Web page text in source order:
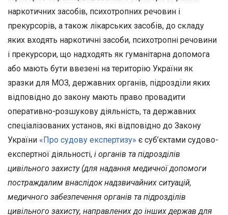
наркотичних засобів, психотропних речовин і
прекурсорів, а також лікарських засобів, до складу
яких входять наркотичні засоби, психотропні речовини
і прекурсори, що надходять як гуманітарна допомога
або мають бути ввезені на територію України як
зразки для МОЗ, державних органів, підрозділи яких
відповідно до закону мають право провадити
оперативно-розшукову діяльність, та державних
спеціалізованих установ, які відповідно до Закону
України «Про судову експертизу» є суб’єктами судово-
експертної діяльності, і органів та підрозділів
цивільного захисту (для надання медичної допомоги
постраждалим внаслідок надзвичайних ситуацій,
медичного забезпечення органів та підрозділів
цивільного захисту, направлених до інших держав для